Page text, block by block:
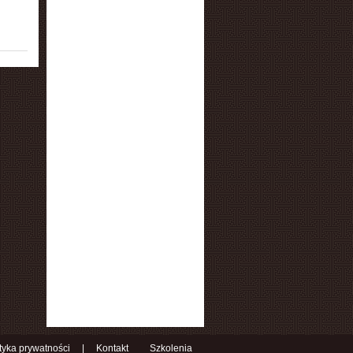
prywatności Kontakt Szkolenia